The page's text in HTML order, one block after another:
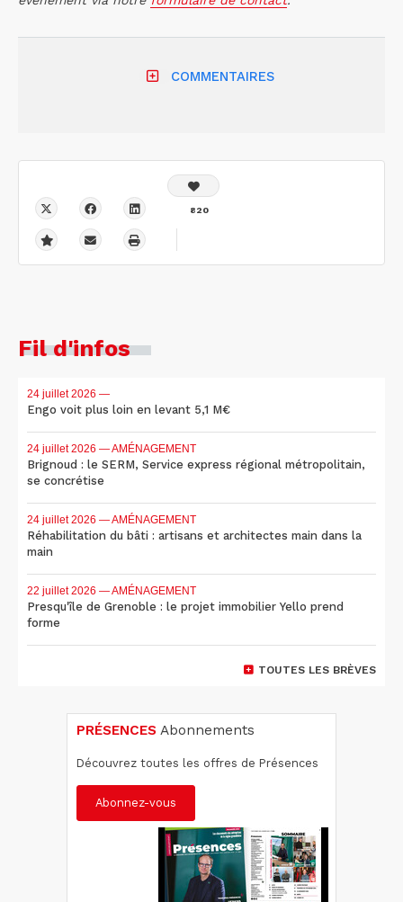
COMMENTAIRES
820
Fil d'infos
24 juillet 2026 —
Engo voit plus loin en levant 5,1 M€
24 juillet 2026 — AMÉNAGEMENT
Brignoud : le SERM, Service express régional métropolitain,
se concrétise
24 juillet 2026 — AMÉNAGEMENT
Réhabilitation du bâti : artisans et architectes main dans la
main
22 juillet 2026 — AMÉNAGEMENT
Presqu'île de Grenoble : le projet immobilier Yello prend
forme
TOUTES LES BRÈVES
PRÉSENCES Abonnements
Découvrez toutes les offres de Présences
Abonnez-vous